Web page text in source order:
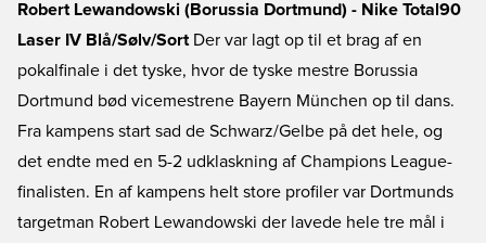
Robert Lewandowski (Borussia Dortmund) - Nike Total90
Laser IV Blå/Sølv/Sort Der var lagt op til et brag af en
pokalfinale i det tyske, hvor de tyske mestre Borussia
Dortmund bød vicemestrene Bayern München op til dans.
Fra kampens start sad de Schwarz/Gelbe på det hele, og
det endte med en 5-2 udklaskning af Champions League-
finalisten. En af kampens helt store profiler var Dortmunds
targetman Robert Lewandowski der lavede hele tre mål i